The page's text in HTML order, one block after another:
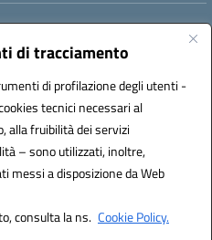
di tracciamento
di profilazione degli utenti -
tecnici necessari al
alla fruibilità dei servizi
– sono utilizzati, inoltre,
a disposizione da Web
consulta la ns. Cookie Policy.
(IPA): icpgd
by 3D Solution S.r.l.
by Designers Italia